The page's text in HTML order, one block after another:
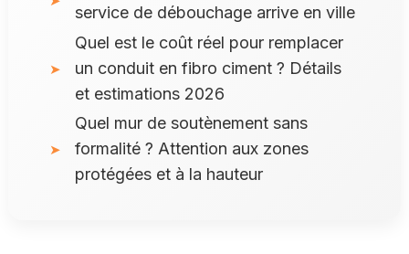
service de débouchage arrive en ville
Quel est le coût réel pour remplacer
un conduit en fibro ciment ? Détails
et estimations 2026
Quel mur de soutènement sans
formalité ? Attention aux zones
protégées et à la hauteur